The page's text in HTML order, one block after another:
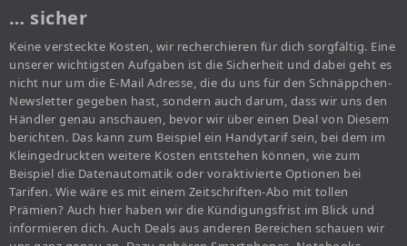
… sicher
Keine versteckte Kosten, wir recherchieren für dich sorgfältig. Eine
unserer wichtigsten Aufgaben ist die Sicherheit und dabei geht es
nicht nur um die E-Mail Adresse, die du uns für den Schnäppchen-
Newsletter gegeben hast, sondern auch darum, dass wir uns den
Händler genau anschauen, bevor wir über einen Deal von Diesem
berichten. Das kann zum Beispiel ein Handytarif sein, bei dem im
Kleingedruckten weitere Kosten entstehen können, wie zum
Beispiel die Datenautomatik oder voraktivierte Optionen bei
Tarifen. Wie wäre es mit einem Zeitschriften-Abo mit tollen
Prämien? Auch hier haben wir die Kündigungsfrist im Blick und
informieren dich. Auch Deals aus anderen Bereichen schauen wir